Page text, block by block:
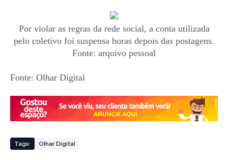
Por violar as regras da rede social, a conta utilizada
pelo coletivo foi suspensa horas depois das postagens.
Fonte: arquivo pessoal
Fonte: Olhar Digital
Tags: Olhar Digital